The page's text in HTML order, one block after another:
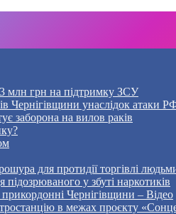
млн грн на підтримку ЗСУ
Чернігівщини унаслідок атаки
заборона на вилов раків
для протидії торгівлі
у збуті наркотиків
прикордонні Чернігівщини – Відео
в межах проєкту